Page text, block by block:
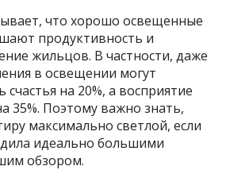
что хорошо освещенные
продуктивность и
жильцов. В частности, даже
в освещении могут
на 20%, а восприятие
35%. Поэтому важно знать,
максимально светлой, если
идеально большими
обзором.